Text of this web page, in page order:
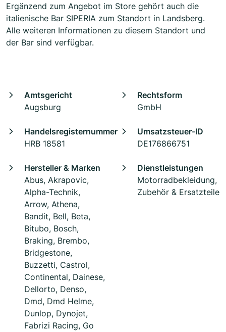
Ergänzend zum Angebot im Store gehört auch die
italienische Bar SIPERIA zum Standort in Landsberg.
Alle weiteren Informationen zu diesem Standort und
der Bar sind verfügbar.
Amtsgericht
Augsburg
Rechtsform
GmbH
Handelsregisternummer
HRB 18581
Umsatzsteuer-ID
DE176866751
Hersteller & Marken
Abus, Akrapovic,
Alpha-Technik,
Arrow, Athena,
Bandit, Bell, Beta,
Bitubo, Bosch,
Braking, Brembo,
Bridgestone,
Buzzetti, Castrol,
Continental, Dainese,
Dellorto, Denso,
Dmd, Dmd Helme,
Dunlop, Dynojet,
Fabrizi Racing, Go
Dienstleistungen
Motorradbekleidung,
Zubehör & Ersatzteile